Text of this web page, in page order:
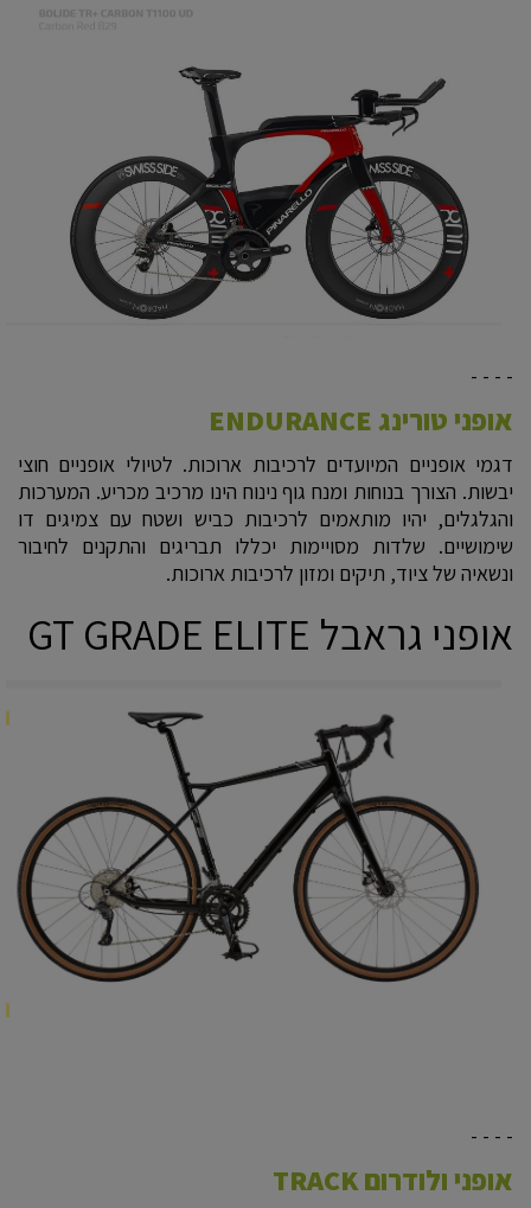
- - - -
אופני טורינג ENDURANCE
דגמי אופניים המיועדים לרכיבות ארוכות. לטיולי אופניים חוצי
יבשות. הצורך בנוחות ומנח גוף נינוח הינו מרכיב מכריע. המערכות
והגלגלים, יהיו מותאמים לרכיבות כביש ושטח עם צמיגים דו
שימושיים. שלדות מסויימות יכללו תבריגים והתקנים לחיבור
ונשאיה של ציוד, תיקים ומזון לרכיבות ארוכות.
אופני גראבל GT GRADE ELITE
- - - -
אופני ולודרום TRACK